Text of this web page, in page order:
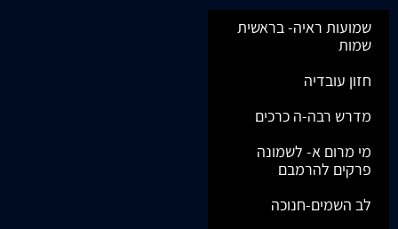
שמועות ראיה- בראשית
שמות
חזון עובדיה
מדרש רבה-ה כרכים
מי מרום א- לשמונה
פרקים להרמבם
לב השמים-חנוכה